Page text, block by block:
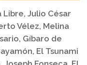
Libre, Julio César
Vélez, Melina
Gíbaro de
El Tsunami